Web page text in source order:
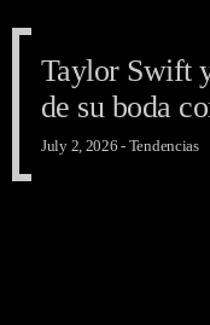
Taylor Swift
de su boda
July 2, 2026 - Tendencias